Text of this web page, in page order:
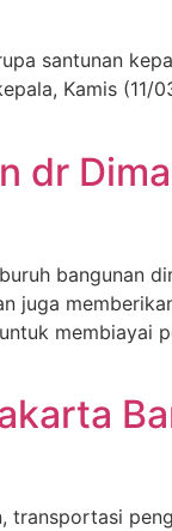
santunan
Kamis (11/
dr
bangunan
juga
membiayai
transportasi